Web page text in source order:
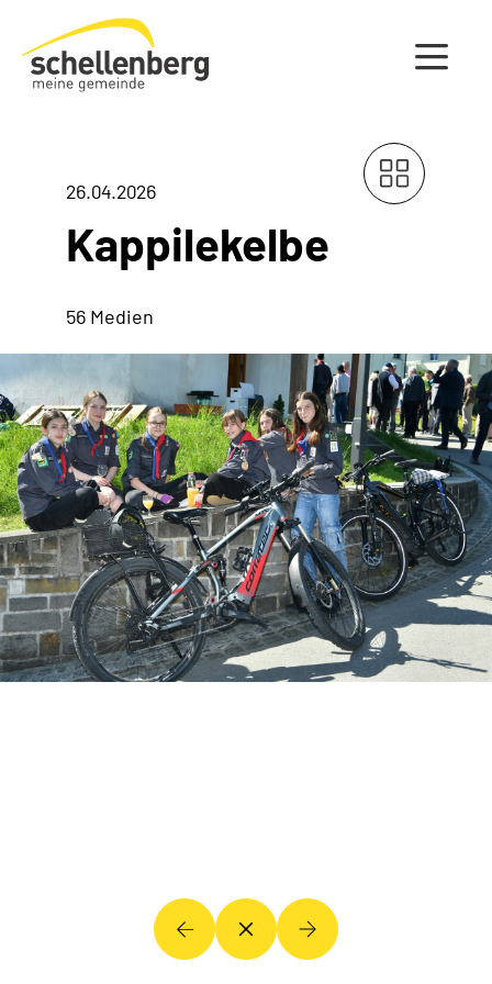
Gemeinde Schellenberg Startseite
26.04.2026
Kappilekelbe
56 Medien